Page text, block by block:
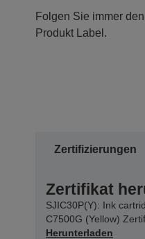
Folgen Sie immer
Produkt Label.
Zertifizierungen
Zertifikat
SJIC30P(Y): Ink
C7500G (Yellow)
Herunterladen